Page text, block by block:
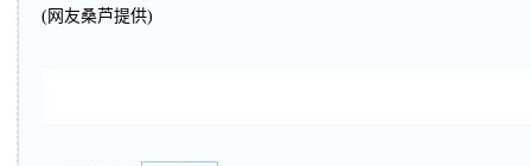
(网友桑芦提供)